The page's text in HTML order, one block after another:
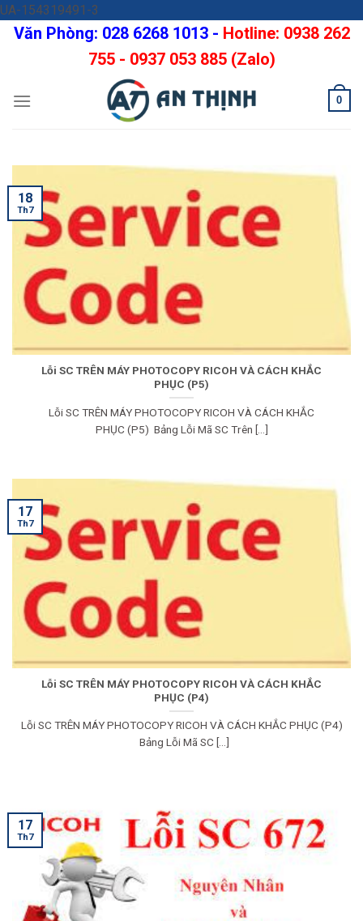
UA-154319491-3
to
content
Văn Phòng: 028 6268 1013 - Hotline: 0938 262
755 - 0937 053 885 (Zalo)
0
Lỗi SC TRÊN MÁY PHOTOCOPY RICOH VÀ CÁCH KHẮC
PHỤC (P5)
Lỗi SC TRÊN MÁY PHOTOCOPY RICOH VÀ CÁCH KHẮC
PHỤC (P5) Bảng Lỗi Mã SC Trên [...]
18
Th7
Lỗi SC TRÊN MÁY PHOTOCOPY RICOH VÀ CÁCH KHẮC
PHỤC (P4)
Lỗi SC TRÊN MÁY PHOTOCOPY RICOH VÀ CÁCH KHẮC PHỤC (P4)
Bảng Lỗi Mã SC [...]
17
Th7
17
Th7